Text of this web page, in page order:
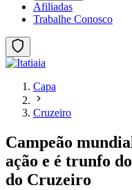
Afiliadas
Trabalhe Conosco
Capa
Cruzeiro
Campeão
ação e é trunfo
do Cruzeiro